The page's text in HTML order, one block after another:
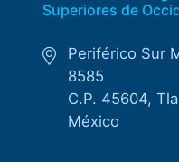
Superiores de
Periférico Sur
8585
C.P. 45604,
México